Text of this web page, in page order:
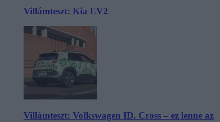
Villámteszt: Kia EV2
Villámteszt: Volkswagen ID. Cross – ez lenne az